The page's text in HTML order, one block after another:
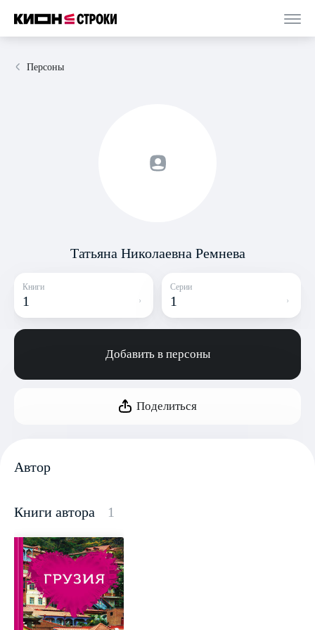
Персоны
Татьяна Николаевна Ремнева
Книги
1
Серии
1
Добавить в персоны
Поделиться
Автор
Книги автора 1